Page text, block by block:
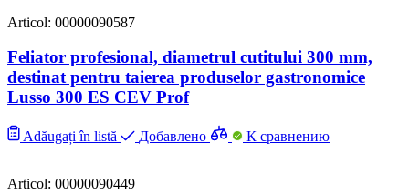
Articol: 00000090587
Feliator profesional, diametrul cutitului 300 mm,
destinat pentru taierea produselor gastronomice
Lusso 300 ES CEV Prof
Adăugați în listă Добавлено К сравнению
Articol: 00000090449